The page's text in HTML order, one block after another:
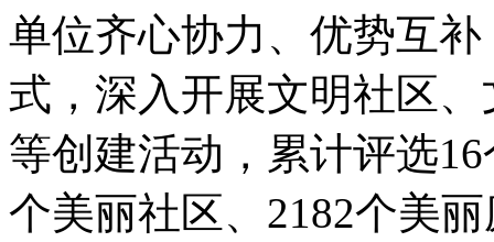
单位齐心协力、优势互
式，深入开展文明社区
等创建活动，累计评选
个美丽社区、2182个美